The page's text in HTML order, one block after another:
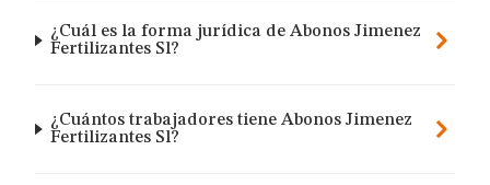
¿Cuál es la forma jurídica de Abonos Jimenez
Fertilizantes Sl?
¿Cuántos trabajadores tiene Abonos Jimenez
Fertilizantes Sl?